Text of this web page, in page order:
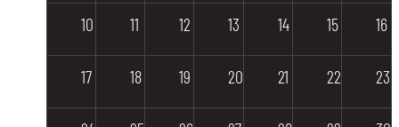
10 11 12 13 14 15 16
17 18 19 20 21 22 23